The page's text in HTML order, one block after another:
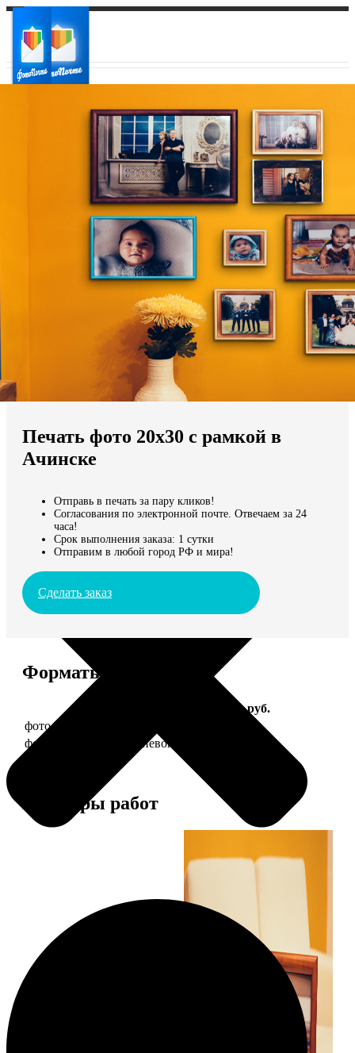
Ваш регион доставки
Выберите из списка:
Мы доставляем по всему миру
Продолжить без города
Печать фото 20х30 с рамкой в
Ачинске
Отправь в печать за пару кликов!
Согласования по электронной почте. Отвечаем за 24
часа!
Срок выполнения заказа: 1 сутки
Отправим в любой город РФ и мира!
Сделать заказ
Форматы и цены
Цена, руб.
фото 20х30 в деревянной рамке
фото 20х30 в алюминиевой рамке
Примеры работ